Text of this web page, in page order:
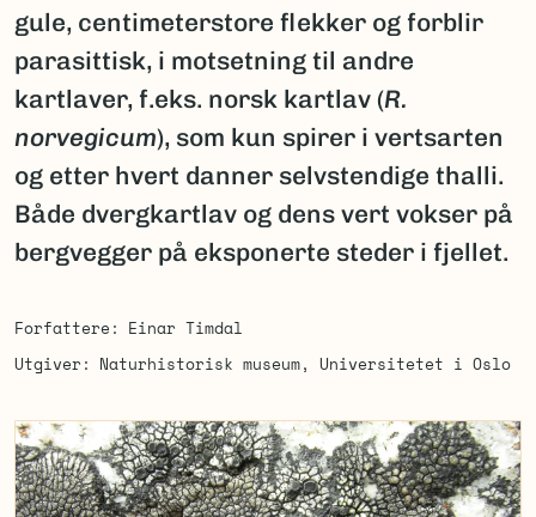
gule, centimeterstore flekker og forblir
parasittisk, i motsetning til andre
kartlaver, f.eks. norsk kartlav (R.
norvegicum), som kun spirer i vertsarten
og etter hvert danner selvstendige thalli.
Både dvergkartlav og dens vert vokser på
bergvegger på eksponerte steder i fjellet.
Forfattere
Einar Timdal
Utgiver
Naturhistorisk museum, Universitetet i Oslo